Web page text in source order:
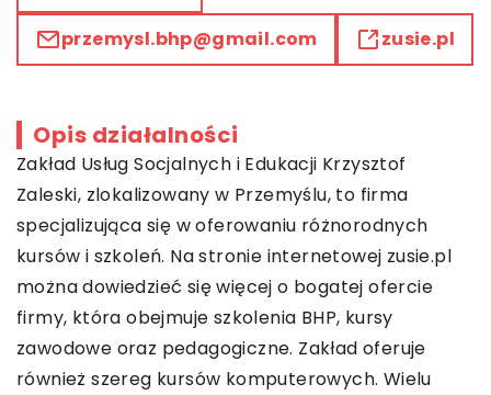
przemysl.bhp@gmail.com zusie.pl
Opis działalności
Zakład Usług Socjalnych i Edukacji Krzysztof
Zaleski, zlokalizowany w Przemyślu, to firma
specjalizująca się w oferowaniu różnorodnych
kursów i szkoleń. Na stronie internetowej zusie.pl
można dowiedzieć się więcej o bogatej ofercie
firmy, która obejmuje szkolenia BHP, kursy
zawodowe oraz pedagogiczne. Zakład oferuje
również szereg kursów komputerowych. Wielu